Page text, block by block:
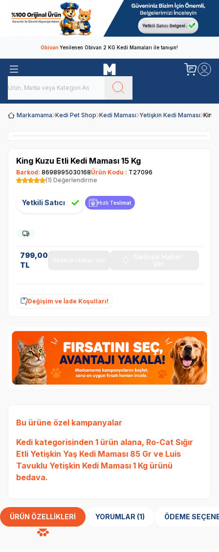
ObivanYenilenen Obivan 2 KG Kedi Mamaları ile tanışın!
Markamama Kedi Pet Shop Kedi Maması Yetişkin Kedi Maması King
King Kuzu Etli Kedi Maması 15 Kg
Barkod: 8698995030168Ürün Kodu : T27096
(1) Değerlendirme
Yetkili Satıcı Hızlı Teslimat
799,00
TL
Değişim ve İade Koşulları!
Bu ürüne özel kampanyalar
Kedi kategorisinden 1 ürün alana, Ro-Cat Sığır
Etli Yetişkin Yaş Kedi Maması 85 Gr ve Luis
Tavuklu Yetişkin Kedi Maması 1 Kg ürünü
bedava.
ÜRÜN ÖZELLIKLERI YORUMLAR (1) ÖDEME